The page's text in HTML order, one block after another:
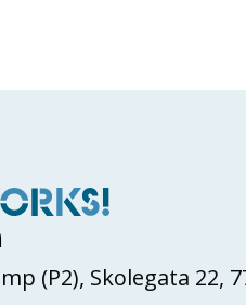
(P2), Skolegata 22,